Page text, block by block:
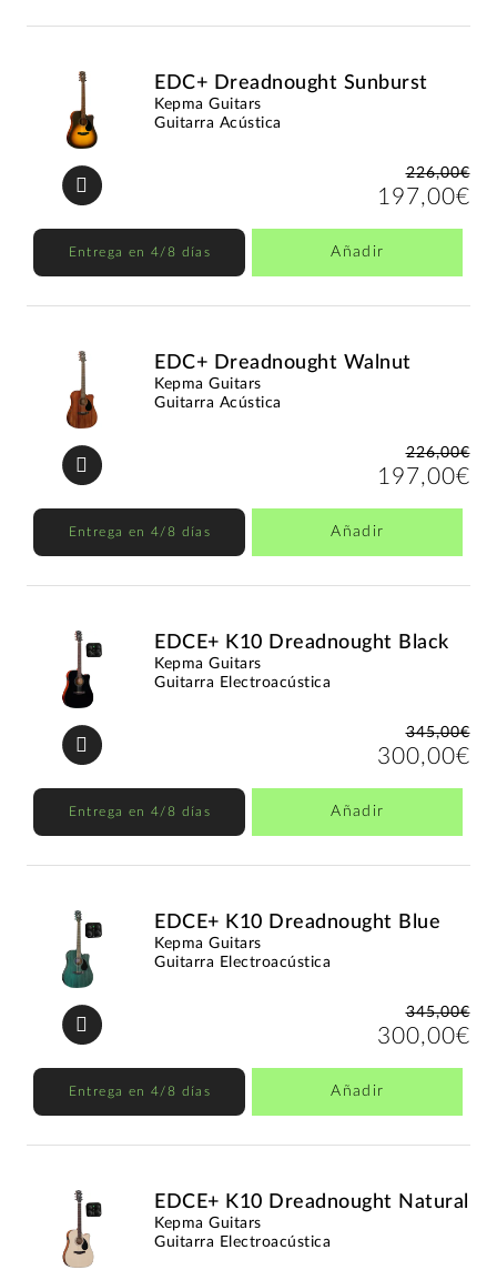
EDC+ Dreadnought Sunburst
Kepma Guitars
Guitarra Acústica
226,00€
197,00€
Entrega en 4/8 días Añadir
EDC+ Dreadnought Walnut
Kepma Guitars
Guitarra Acústica
226,00€
197,00€
Entrega en 4/8 días Añadir
EDCE+ K10 Dreadnought Black
Kepma Guitars
Guitarra Electroacústica
345,00€
300,00€
Entrega en 4/8 días Añadir
EDCE+ K10 Dreadnought Blue
Kepma Guitars
Guitarra Electroacústica
345,00€
300,00€
Entrega en 4/8 días Añadir
EDCE+ K10 Dreadnought Natural
Kepma Guitars
Guitarra Electroacústica